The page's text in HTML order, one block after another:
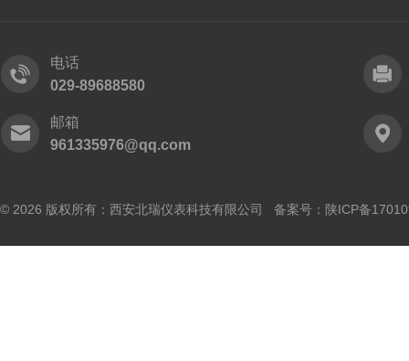
电话
029-89688580
邮箱
961335976@qq.com
© 2026 版权所有：西安北瑞仪表科技有限公司 备案号： 陕ICP备